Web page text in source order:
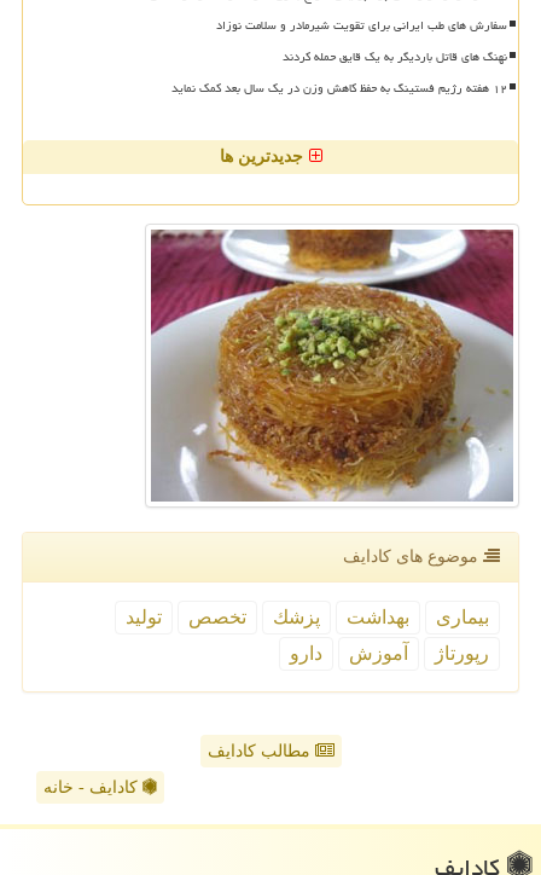
سفارش های طب ایرانی برای تقویت شیرمادر و سلامت نوزاد
نهنگ های قاتل باردیگر به یک قایق حمله کردند
۱۲ هفته رژیم فستینگ به حفظ کاهش وزن در یک سال بعد کمک نماید
جدیدترین ها
موضوع های كادایف
بیماری بهداشت پزشك تخصص
تولید
رپورتاژ
آموزش دارو
مطالب کادایف
کادایف - خانه